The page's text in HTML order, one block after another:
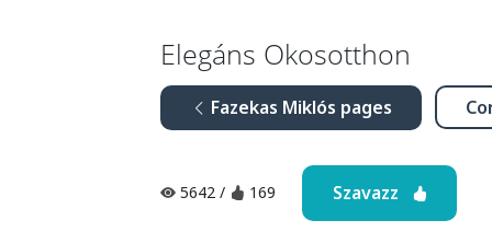
Elegáns Okosotthon
Fazekas Miklós pages
5642 / 169 Szavazz